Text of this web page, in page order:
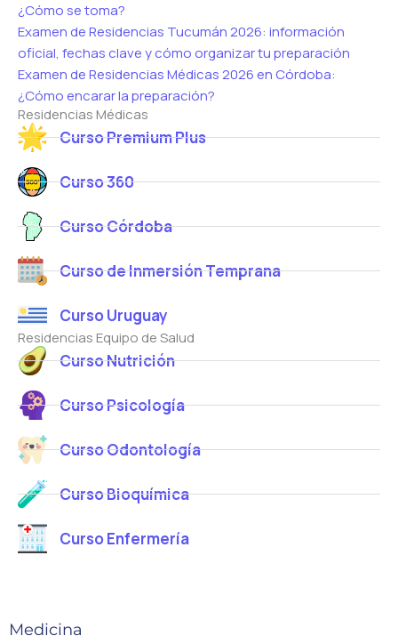
¿Cómo se toma?
Examen de Residencias Tucumán 2026: información
oficial, fechas clave y cómo organizar tu preparación
Examen de Residencias Médicas 2026 en Córdoba:
¿Cómo encarar la preparación?
Residencias Médicas
Curso Premium Plus
Curso 360
Curso Córdoba
Curso de Inmersión Temprana
Curso Uruguay
Residencias Equipo de Salud
Curso Nutrición
Curso Psicología
Curso Odontología
Curso Bioquímica
Curso Enfermería
Medicina